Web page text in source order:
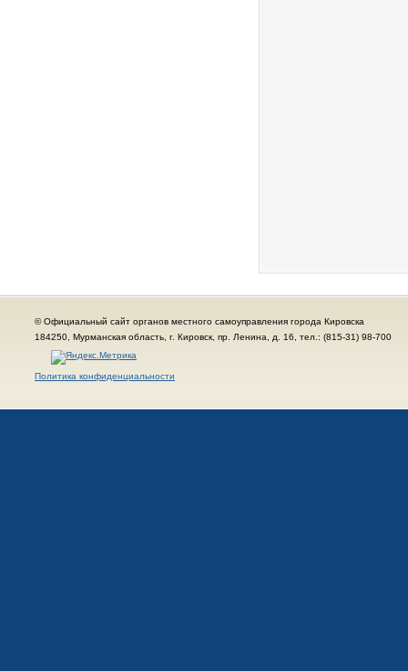
© Официальный сайт органов местного самоуправления города Кировска
184250, Мурманская область, г. Кировск, пр. Ленина, д. 16, тел.: (815-31) 98-700
Политика конфиденциальности